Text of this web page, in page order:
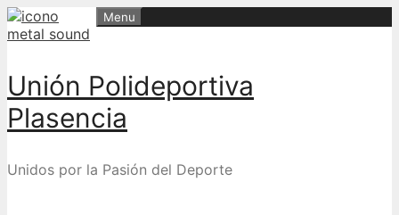
Skip
to
Unión Polideportiva
Plasencia
Unidos por la Pasión del Deporte
Menu